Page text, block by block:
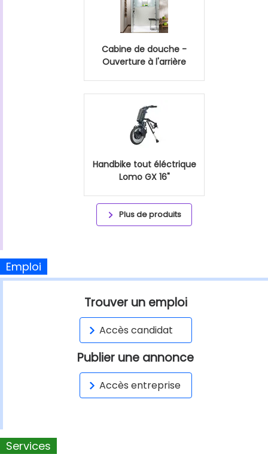
Cabine de douche -
Ouverture à l'arrière
Handbike tout éléctrique
Lomo GX 16"
Plus de produits
Emploi
Trouver un emploi
Accès candidat
Publier une annonce
Accès entreprise
Services